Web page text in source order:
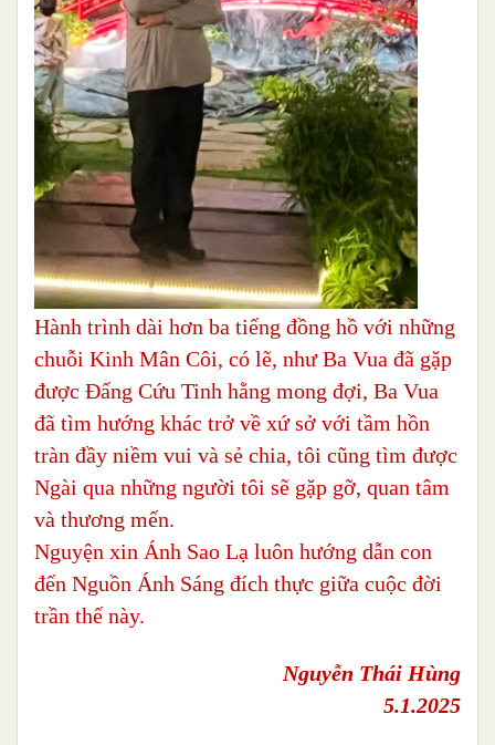
Hành trình dài hơn ba tiếng đồng hồ với những
chuỗi Kinh Mân Côi, có lẽ, như Ba Vua đã gặp
được Đấng Cứu Tinh hằng mong đợi, Ba Vua
đã tìm hướng khác trở về xứ sở với tầm hồn
tràn đầy niềm vui và sẻ chia, tôi cũng tìm được
Ngài qua những người tôi sẽ gặp gỡ, quan tâm
và thương mến.
Nguyện xin Ánh Sao Lạ luôn hướng dẫn con
đến Nguồn Ánh Sáng đích thực giữa cuộc đời
trần thế này.
Nguyễn Thái Hùng
5.1.2025